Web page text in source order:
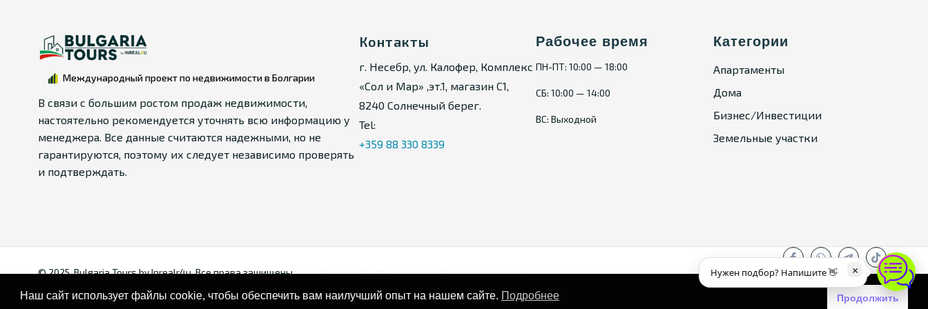
Международный проект по недвижимости в Болгарии
В связи с большим ростом продаж недвижимости,
настоятельно рекомендуется уточнять всю информацию у
менеджера. Все данные считаются надежными, но не
гарантируются, поэтому их следует независимо проверять
и подтверждать.
Контакты
г. Несебр, ул. Калофер, Комплекс
«Сол и Мар» ,эт.1, магазин С1,
8240 Солнечный берег.
Tel:
+359 88 330 8339
Рабочее время
ПН-ПТ: 10:00 — 18:00
СБ: 10:00 — 14:00
ВС: Выходной
Категории
Апартаменты
Дома
Бизнес/Инвестиции
Земельные участки
© 2025. Bulgaria Tours by Inrealr4u. Все права зашищены. Карта сайтаПолитика конфиденциальности ×
Нужен подбор? Напишите 👋
Наш сайт использует файлы cookie, чтобы обеспечить вам наилучший опыт на нашем сайте. Подробнее Продолжить